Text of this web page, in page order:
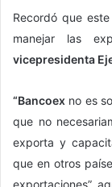
Recordó que
manejar las
vicepresidenta
“Bancoex no es
que no
exporta y
que en otros
exportaciones”,